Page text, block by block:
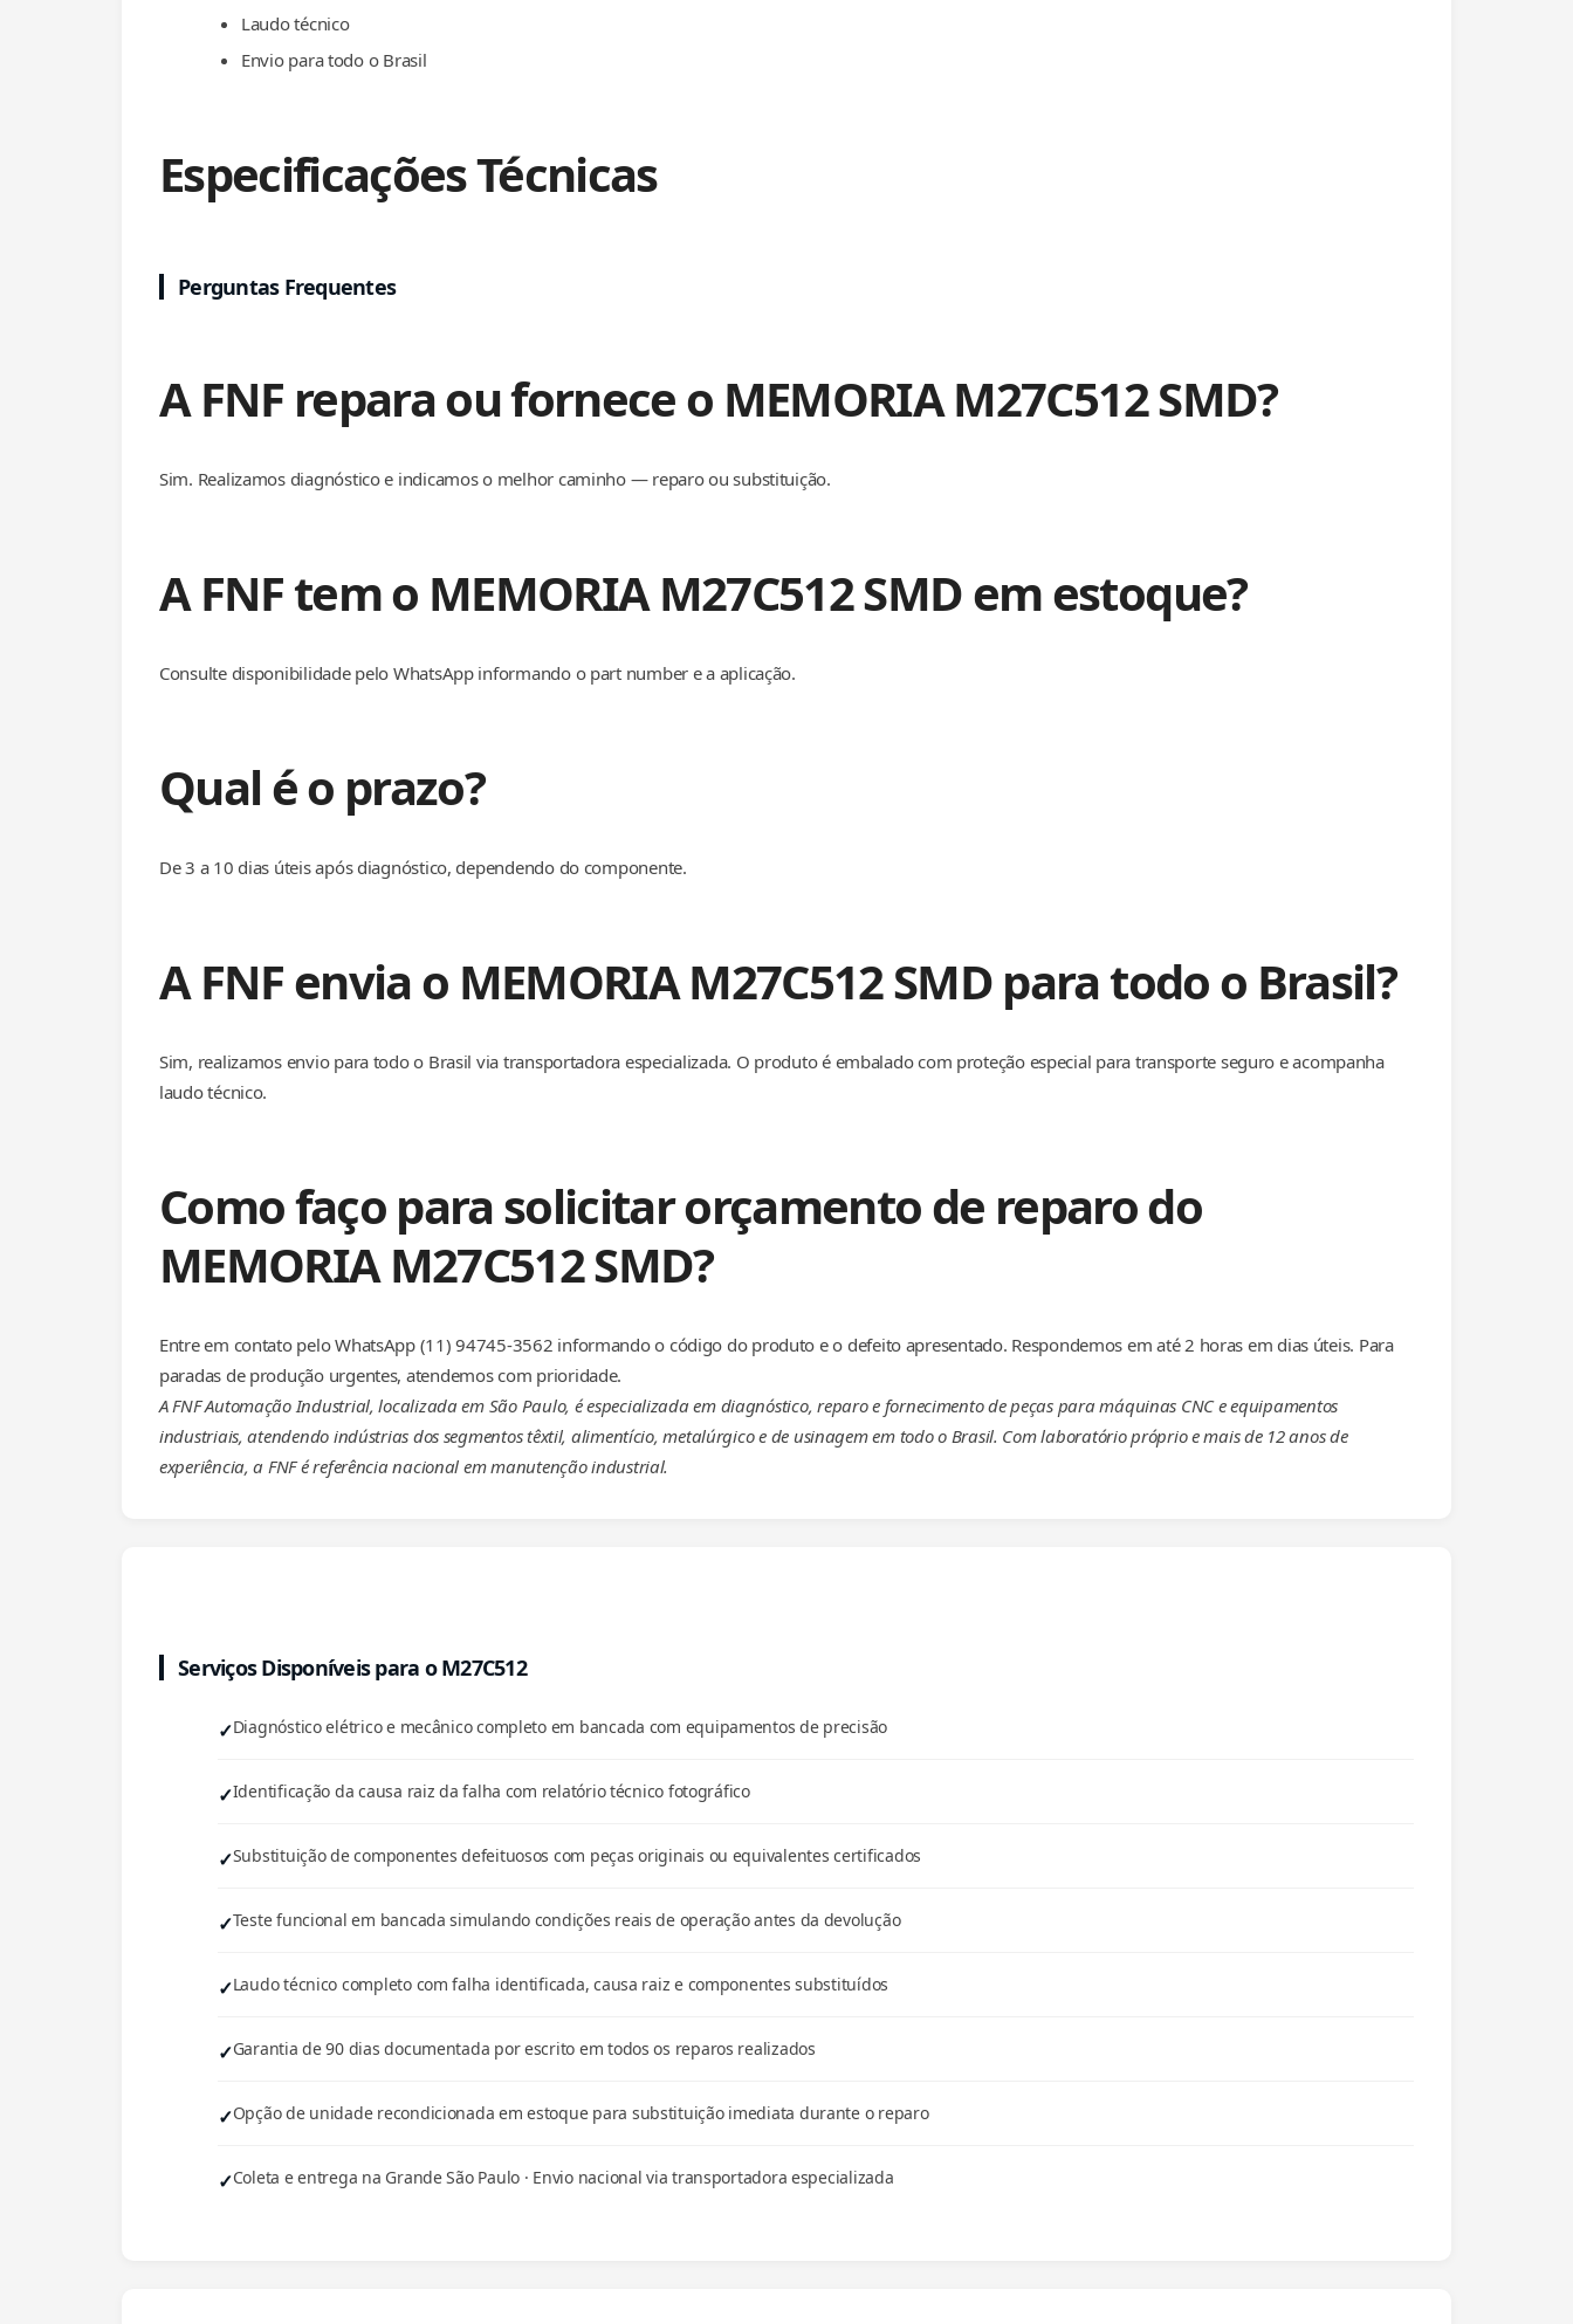
Laudo técnico
Envio para todo o Brasil
Especificações Técnicas
Perguntas Frequentes
A FNF repara ou fornece o MEMORIA M27C512 SMD?
Sim. Realizamos diagnóstico e indicamos o melhor caminho — reparo ou substituição.
A FNF tem o MEMORIA M27C512 SMD em estoque?
Consulte disponibilidade pelo WhatsApp informando o part number e a aplicação.
Qual é o prazo?
De 3 a 10 dias úteis após diagnóstico, dependendo do componente.
A FNF envia o MEMORIA M27C512 SMD para todo o Brasil?
Sim, realizamos envio para todo o Brasil via transportadora especializada. O produto é embalado com proteção especial para transporte seguro e acompanha
laudo técnico.
Como faço para solicitar orçamento de reparo do
MEMORIA M27C512 SMD?
Entre em contato pelo WhatsApp (11) 94745-3562 informando o código do produto e o defeito apresentado. Respondemos em até 2 horas em dias úteis. Para
paradas de produção urgentes, atendemos com prioridade.
A FNF Automação Industrial, localizada em São Paulo, é especializada em diagnóstico, reparo e fornecimento de peças para máquinas CNC e equipamentos
industriais, atendendo indústrias dos segmentos têxtil, alimentício, metalúrgico e de usinagem em todo o Brasil. Com laboratório próprio e mais de 12 anos de
experiência, a FNF é referência nacional em manutenção industrial.
Serviços Disponíveis para o M27C512
Diagnóstico elétrico e mecânico completo em bancada com equipamentos de precisão
Identificação da causa raiz da falha com relatório técnico fotográfico
Substituição de componentes defeituosos com peças originais ou equivalentes certificados
Teste funcional em bancada simulando condições reais de operação antes da devolução
Laudo técnico completo com falha identificada, causa raiz e componentes substituídos
Garantia de 90 dias documentada por escrito em todos os reparos realizados
Opção de unidade recondicionada em estoque para substituição imediata durante o reparo
Coleta e entrega na Grande São Paulo · Envio nacional via transportadora especializada